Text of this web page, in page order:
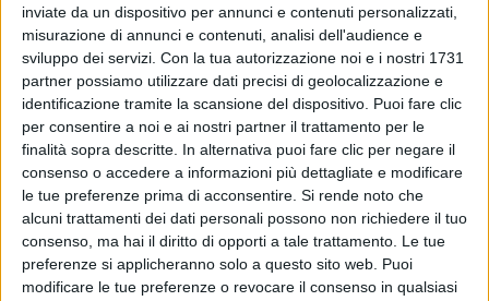
inviate da un dispositivo per annunci e contenuti personalizzati,
misurazione di annunci e contenuti, analisi dell'audience e
sviluppo dei servizi. Con la tua autorizzazione noi e i nostri 1731
partner possiamo utilizzare dati precisi di geolocalizzazione e
identificazione tramite la scansione del dispositivo. Puoi fare clic
per consentire a noi e ai nostri partner il trattamento per le
finalità sopra descritte. In alternativa puoi fare clic per negare il
consenso o accedere a informazioni più dettagliate e modificare
le tue preferenze prima di acconsentire. Si rende noto che
alcuni trattamenti dei dati personali possono non richiedere il tuo
consenso, ma hai il diritto di opporti a tale trattamento. Le tue
preferenze si applicheranno solo a questo sito web. Puoi
modificare le tue preferenze o revocare il consenso in qualsiasi
NEWS 08 mar 2019
Ligabue: l'album “Start” è subito primo su
iTunes
Guarda il video di “Certe donne brillano”, pubblicato
nel giorno della Festa della Donna
diSimone Bernardi